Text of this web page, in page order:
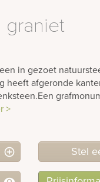
in gezoet
heeft afgeronde
>
Stel